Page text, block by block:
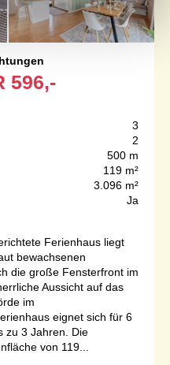
596,-
3
2
500 m
119 m²
3.096 m²
Ja
Ferienhaus liegt
bewachsenen
die große Fensterfront im
Aussicht auf das
im
eignet sich für 6
zu 3 Jahren. Die
von 119...